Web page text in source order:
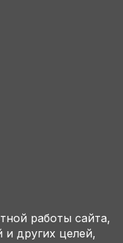
работы сайта,
и других целей,